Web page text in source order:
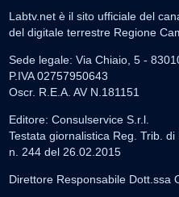
Labtv.net è il sito ufficiale del
del digitale terrestre Regione
Sede legale: Via Chiaio, 5 -
P.IVA 02757950643
Oscr. R.E.A. AV N.181151
Editore: Consulservice S.r.l.
Testata giornalistica Reg. Trib. di
n. 244 del 26.02.2015
Direttore Responsabile Dott.ssa